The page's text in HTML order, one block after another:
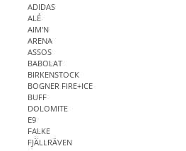
ADIDAS
ALÉ
AIM'N
ARENA
ASSOS
BABOLAT
BIRKENSTOCK
BOGNER FIRE+ICE
BUFF
DOLOMITE
E9
FALKE
FJÄLLRÄVEN